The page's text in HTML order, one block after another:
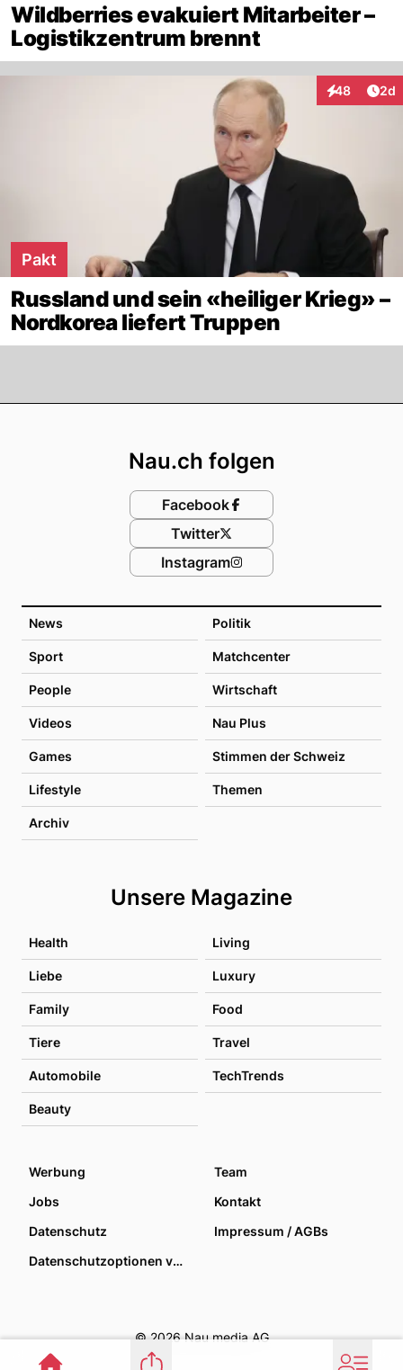
Wildberries evakuiert Mitarbeiter –
Logistikzentrum brennt
48
Interaktionen
2d
Pakt
Russland und sein «heiliger Krieg» –
Nordkorea liefert Truppen
News Politik
Sport Matchcenter
People Wirtschaft
Videos Nau Plus
Games Stimmen der Schweiz
Lifestyle Themen
Archiv
Unsere Magazine
Health Living
Liebe Luxury
Family Food
Tiere Travel
Automobile TechTrends
Beauty
Nau.ch folgen
Facebook
Twitter
Instagram
Werbung
Team
Jobs
Kontakt
Datenschutz
Impressum / AGBs
Datenschutzoptionen verwalten
© 2026 Nau media AG